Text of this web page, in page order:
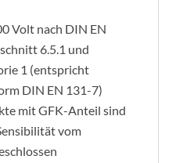
Volt nach DIN EN
6.5.1 und
1 (entspricht
DIN EN 131-7)
mit GFK-Anteil sind
vom